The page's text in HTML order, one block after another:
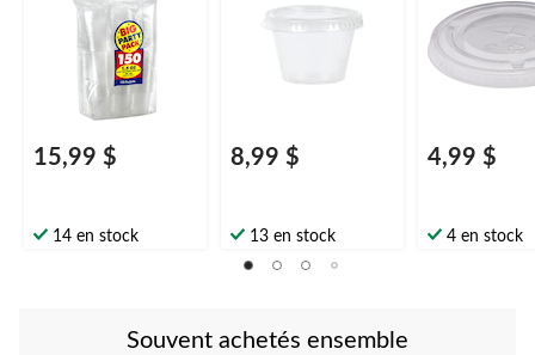
15,99 $
14 en stock
8,99 $
13 en stock
An, les
diplômes,
fêtes
4,99 $
4 en stock
Souvent achetés ensemble